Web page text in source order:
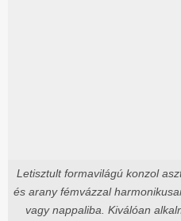
Letisztult formavilágú konzol
és arany fémvázzal
vagy nappaliba. Kiválóan